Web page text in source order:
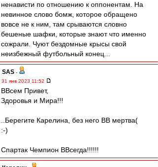
ненависти по отношению к оппонентам. На
невинное слово бомж, которое обращено
вовсе не к ним, там срываются словно
бешеные шафки, которые знают что именно
сожрали. Чуют бездомные крысы свой
неизбежный футбольный конец...
SAS -
31 янв 2023 11:52
ВВсем Привет,
Здоровья и Мира!!!
..Берегите Карелина, без него ВВ мертва(
:-)
Спартак Чемпион ВВсегда!!!!!!